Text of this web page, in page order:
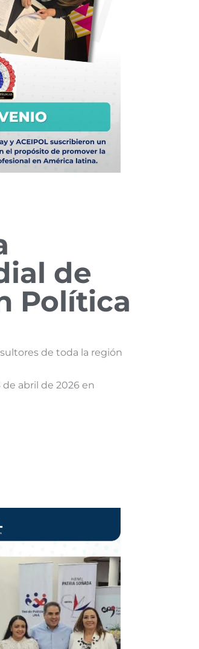
de
Política
de toda la región
de abril de 2026 en